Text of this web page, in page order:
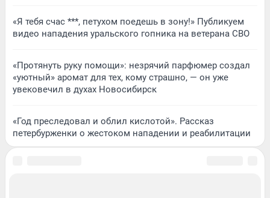
«Я тебя счас ***, петухом поедешь в зону!» Публикуем
видео нападения уральского гопника на ветерана СВО
«Протянуть руку помощи»: незрячий парфюмер создал
«уютный» аромат для тех, кому страшно, — он уже
увековечил в духах Новосибирск
«Год преследовал и облил кислотой». Рассказ
петербурженки о жестоком нападении и реабилитации